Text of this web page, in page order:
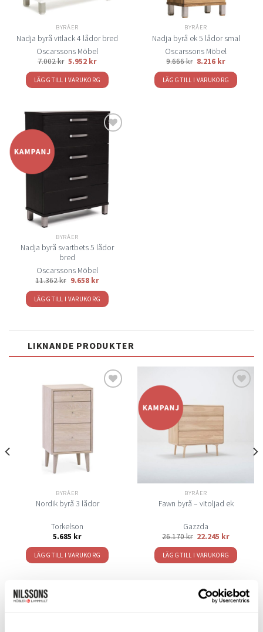
BYRÅER
Nadja byrå vitlack 4 lådor bred
Oscarssons Möbel
7.002kr 5.952 kr
LÄGG TILL I VARUKORG
BYRÅER
Nadja byrå ek 5 lådor smal
Oscarssons Möbel
9.666kr 8.216 kr
LÄGG TILL I VARUKORG
till i
BYRÅER
Nadja byrå svartbets 5 lådor
bred
Oscarssons Möbel
11.362kr 9.658 kr
LÄGG TILL I VARUKORG
LIKNANDE PRODUKTER
önskelistan
BYRÅER
Nordik byrå 3 lådor
Torkelson
5.685 kr
LÄGG TILL I VARUKORG
BYRÅER
Fawn byrå – vitoljad ek
Gazzda
26.170kr 22.245 kr
LÄGG TILL I VARUKORG